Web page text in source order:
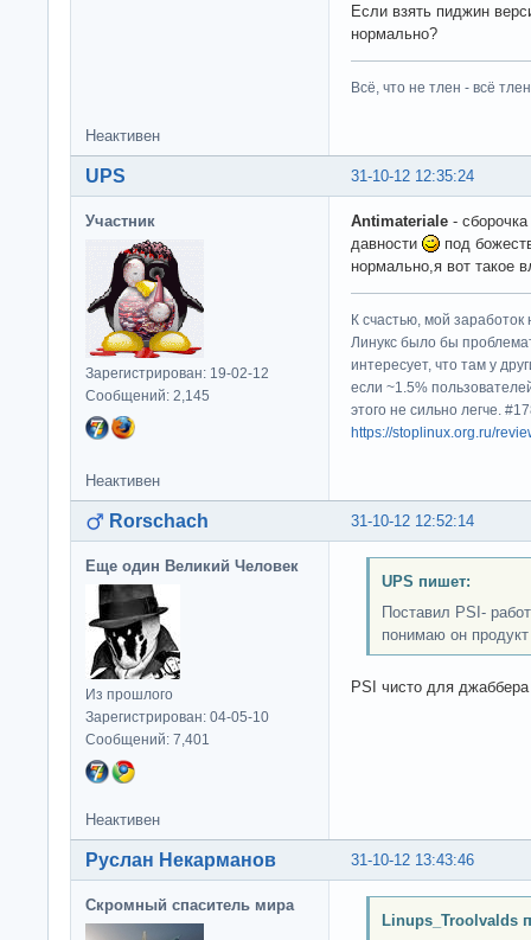
Если взять пиджин
нормально?
Всё, что не тлен - всё
Неактивен
31-10-12 12:35:24
UPS
Участник
Зарегистрирован: 19-02-12
Сообщений: 2,145
Antimateriale -
давности
под
нормально,я вот такое
К счастью, мой
Линукс было бы
интересует, что там у
если ~1.5%
этого не сильно легче.
https://stoplinux.org.ru/
Неактивен
31-10-12 12:52:14
Rorschach
Еще один Великий Человек
Из прошлого
Зарегистрирован: 04-05-10
Сообщений: 7,401
UPS пишет:
Поставил PSI-
понимаю он
PSI чисто для
Неактивен
31-10-12 13:43:46
Руслан Некарманов
Скромный спаситель мира
Linups_Troolvalds